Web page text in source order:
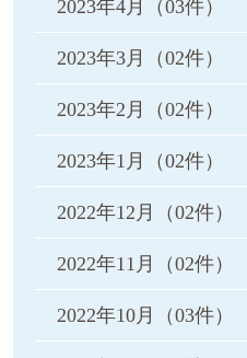
2023年4月 （03件）
2023年3月 （02件）
2023年2月 （02件）
2023年1月 （02件）
2022年12月 （02件）
2022年11月 （02件）
2022年10月 （03件）